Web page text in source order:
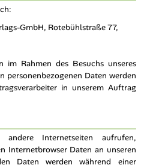
GmbH, Rotebühlstraße 77,
im Rahmen des Besuchs unseres
personenbezogenen Daten werden
in unserem Auftrag
Internetseiten aufrufen,
Internetbrowser Daten an unseren
Daten werden während einer